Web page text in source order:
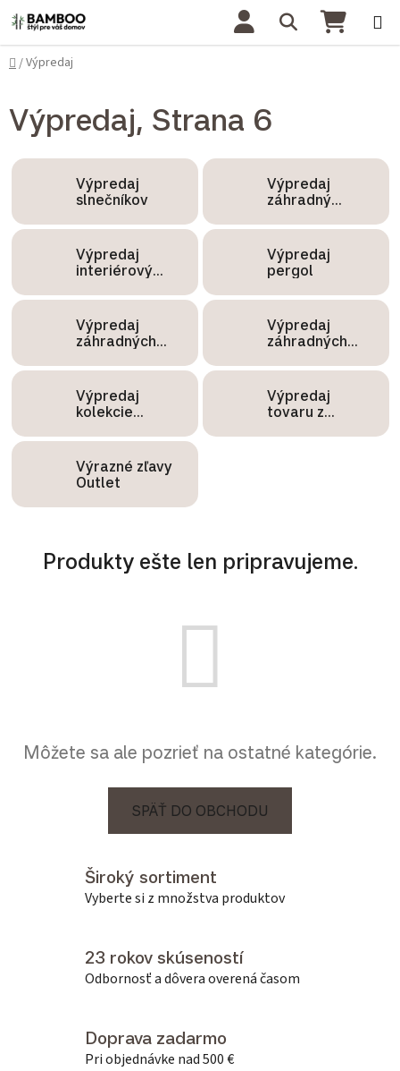
Prejsť na obsah Hľadať
Domov
/Výpredaj
Výpredaj, Strana 6
Výpredaj
slnečníkov
Výpredaj
záhradný
Výpredaj
interiérový
Výpredaj
pergol
Výpredaj
záhradných
Výpredaj
záhradných
súprav
Výpredaj
kolekcie
Výpredaj
tovaru z
Výrazné zľavy
Outlet
Produkty ešte len pripravujeme.
Môžete sa ale pozrieť na ostatné kategórie.
SPÄŤ DO OBCHODU
Široký sortiment
Vyberte si z množstva produktov
23 rokov skúseností
Odbornosť a dôvera overená časom
Doprava zadarmo
Pri objednávke nad 500 €